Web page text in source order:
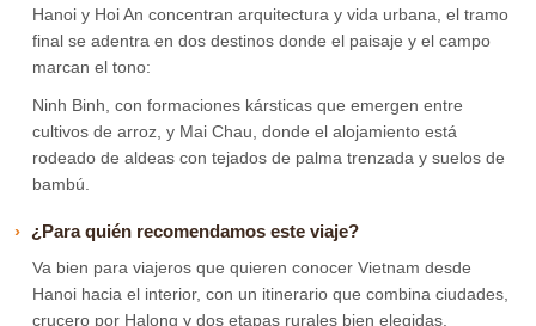
Hanoi y Hoi An concentran arquitectura y vida urbana, el tramo
final se adentra en dos destinos donde el paisaje y el campo
marcan el tono:
Ninh Binh, con formaciones kársticas que emergen entre
cultivos de arroz, y Mai Chau, donde el alojamiento está
rodeado de aldeas con tejados de palma trenzada y suelos de
bambú.
¿Para quién recomendamos este viaje?
Va bien para viajeros que quieren conocer Vietnam desde
Hanoi hacia el interior, con un itinerario que combina ciudades,
crucero por Halong y dos etapas rurales bien elegidas.